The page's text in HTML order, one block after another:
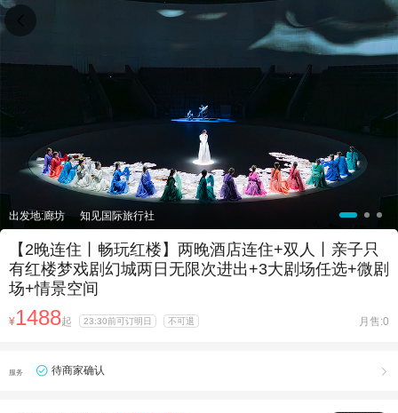
出发地:廊坊 知见国际旅行社
【2晚连住丨畅玩红楼】两晚酒店连住+双人丨亲子只
有红楼梦戏剧幻城两日无限次进出+3大剧场任选+微剧
场+情景空间
¥1488起 23:30前可订明日 不可退 月售:0
服务 待商家确认 